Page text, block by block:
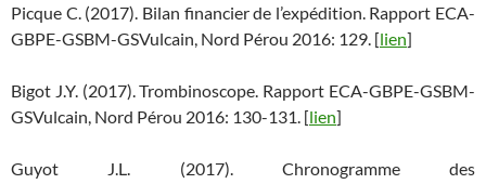
Picque C. (2017). Bilan financier de l’expédition. Rapport ECA-
GBPE-GSBM-GSVulcain, Nord Pérou 2016: 129. [lien]
Bigot J.Y. (2017). Trombinoscope. Rapport ECA-GBPE-GSBM-
GSVulcain, Nord Pérou 2016: 130-131. [lien]
Guyot J.L. (2017). Chronogramme des